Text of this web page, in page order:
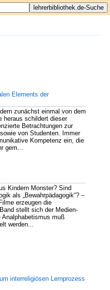
Elements der
zunächst einmal von dem
heraus schildert dieser
Betrachtungen zur
von Studenten. Immer
Kompetenz ein, die
gem...
Kindern Monster? Sind
als „Bewahrpädagogik“? –
erzeugen die
stellt sich der Medien-
muß
werden...
interreligiösen Lernprozess